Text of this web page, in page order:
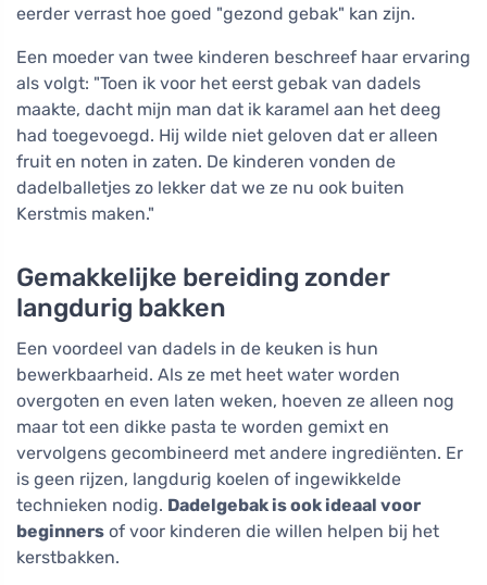
eerder verrast hoe goed "gezond gebak" kan zijn.
Een moeder van twee kinderen beschreef haar ervaring
als volgt: "Toen ik voor het eerst gebak van dadels
maakte, dacht mijn man dat ik karamel aan het deeg
had toegevoegd. Hij wilde niet geloven dat er alleen
fruit en noten in zaten. De kinderen vonden de
dadelballetjes zo lekker dat we ze nu ook buiten
Kerstmis maken."
Gemakkelijke bereiding zonder
langdurig bakken
Een voordeel van dadels in de keuken is hun
bewerkbaarheid. Als ze met heet water worden
overgoten en even laten weken, hoeven ze alleen nog
maar tot een dikke pasta te worden gemixt en
vervolgens gecombineerd met andere ingrediënten. Er
is geen rijzen, langdurig koelen of ingewikkelde
technieken nodig. Dadelgebak is ook ideaal voor
beginners of voor kinderen die willen helpen bij het
kerstbakken.